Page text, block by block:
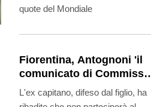
quote del Mondiale
Fiorentina, Antognoni 'il
comunicato di Commisso
mi ha fatto imbestialire'
L'ex capitano, difeso dal figlio, ha